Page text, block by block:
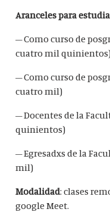
Aranceles para
– Como curso de
cuatro mil
– Como curso de
cuatro mil)
– Docentes de la
quinientos)
– Egresadxs de la
mil)
Modalidad: clases
google Meet.